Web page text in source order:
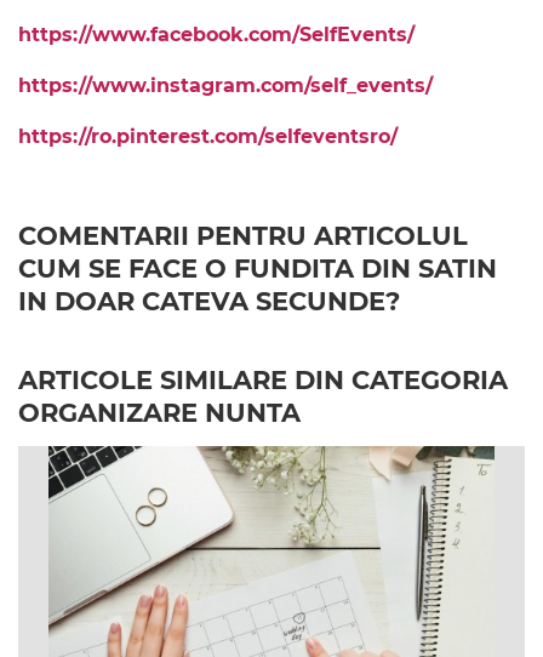
https://www.facebook.com/SelfEvents/
https://www.instagram.com/self_events/
https://ro.pinterest.com/selfeventsro/
COMENTARII PENTRU ARTICOLUL
CUM SE FACE O FUNDITA DIN SATIN
IN DOAR CATEVA SECUNDE?
ARTICOLE SIMILARE DIN CATEGORIA
ORGANIZARE NUNTA